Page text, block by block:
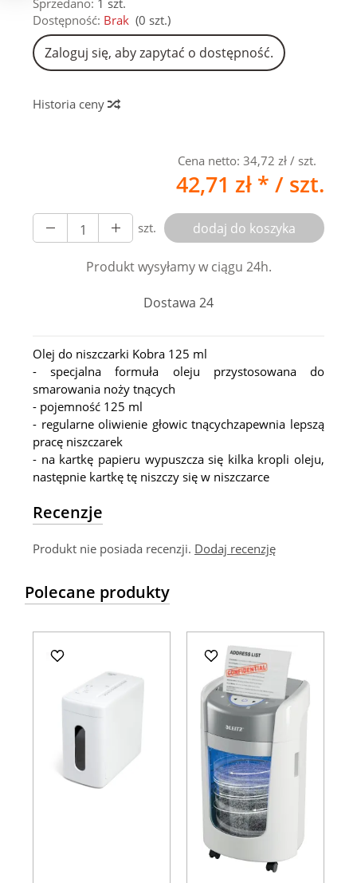
Sprzedano: 1 szt.
Dostępność: Brak (0 szt.)
Zaloguj się, aby zapytać o dostępność.
Historia ceny
Cena netto: 34,72 zł / szt.
42,71 zł * / szt.
szt. dodaj do koszyka
Produkt wysyłamy w ciągu 24h.
Dostawa 24
Olej do niszczarki Kobra 125 ml
- specjalna formuła oleju przystosowana do
smarowania noży tnących
- pojemność 125 ml
- regularne oliwienie głowic tnącychzapewnia lepszą
pracę niszczarek
- na kartkę papieru wypuszcza się kilka kropli oleju,
następnie kartkę tę niszczy się w niszczarce
Recenzje
Produkt nie posiada recenzji. Dodaj recenzję
Polecane produkty